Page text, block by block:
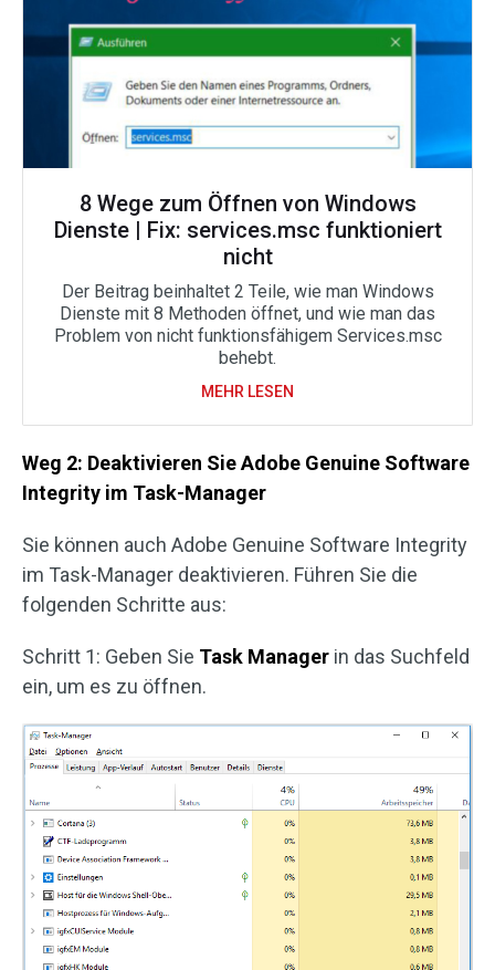
8 Wege zum Öffnen von Windows
Dienste | Fix: services.msc funktioniert
nicht
Der Beitrag beinhaltet 2 Teile, wie man Windows
Dienste mit 8 Methoden öffnet, und wie man das
Problem von nicht funktionsfähigem Services.msc
behebt.
MEHR LESEN
Weg 2: Deaktivieren Sie Adobe Genuine Software
Integrity im Task-Manager
Sie können auch Adobe Genuine Software Integrity
im Task-Manager deaktivieren. Führen Sie die
folgenden Schritte aus:
Schritt 1: Geben Sie Task Manager in das Suchfeld
ein, um es zu öffnen.